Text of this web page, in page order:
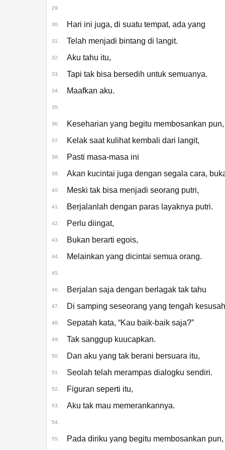
29.
30. Hari ini juga, di suatu tempat, ada yang
31. Telah menjadi bintang di langit.
32. Aku tahu itu,
33. Tapi tak bisa bersedih untuk semuanya.
34. Maafkan aku.
35.
36. Keseharian yang begitu membosankan pun,
37. Kelak saat kulihat kembali dari langit,
38. Pasti masa-masa ini
39. Akan kucintai juga dengan segala cara,
40. Meski tak bisa menjadi seorang putri,
41. Berjalanlah dengan paras layaknya putri.
42. Perlu diingat,
43. Bukan berarti egois,
44. Melainkan yang dicintai semua orang.
45.
46. Berjalan saja dengan berlagak tak tahu
47. Di samping seseorang yang tengah
48. Sepatah kata, “Kau baik-baik saja?”
49. Tak sanggup kuucapkan.
50. Dan aku yang tak berani bersuara itu,
51. Seolah telah merampas dialogku sendiri.
52. Figuran seperti itu,
53. Aku tak mau memerankannya.
54.
55. Pada diriku yang begitu membosankan pun,